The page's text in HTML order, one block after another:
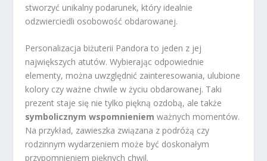
stworzyć unikalny podarunek, który idealnie
odzwierciedli osobowość obdarowanej.
Personalizacja biżuterii Pandora to jeden z jej
największych atutów. Wybierając odpowiednie
elementy, można uwzględnić zainteresowania, ulubione
kolory czy ważne chwile w życiu obdarowanej. Taki
prezent staje się nie tylko piękną ozdobą, ale także
symbolicznym wspomnieniem ważnych momentów.
Na przykład, zawieszka związana z podróżą czy
rodzinnym wydarzeniem może być doskonałym
przypomnieniem pięknych chwil.